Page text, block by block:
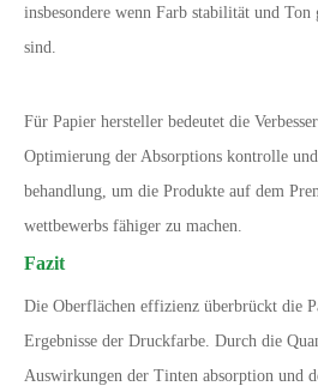
insbesondere wenn Farb stabilität und Ton
sind.
Für Papier hersteller bedeutet die
Optimierung der Absorptions kontrolle
behandlung, um die Produkte auf dem
wettbewerbs fähiger zu machen.
Fazit
Die Oberflächen effizienz überbrückt die
Ergebnisse der Druckfarbe. Durch die
Auswirkungen der Tinten absorption und